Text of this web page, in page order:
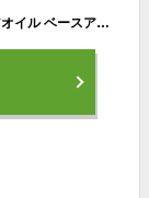
【3コ選択】ミジャンセン パーフェクト セラム ヘアオイル ベースアップ エッセンス 洗い流さないトリートメント または HAIBURR(ヘバー) ヘアオイル エリクサー セラム 韓国コスメ 【海外通販】